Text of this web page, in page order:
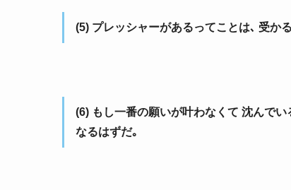
(5) プレッシャーがあるってことは､ 受か
(6) もし一番の願いが叶わなくて 沈んで
なるはずだ｡